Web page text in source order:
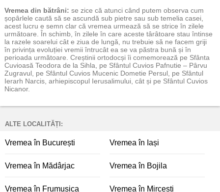
Vremea din bătrâni: se zice că atunci când putem observa cum
șopârlele caută să se ascundă sub pietre sau sub temelia casei,
acest lucru e semn clar că vremea urmează să se strice în zilele
următoare. În schimb, în zilele în care aceste târâtoare stau întinse
la razele soarelui cât e ziua de lungă, nu trebuie să ne facem griji
în privința evoluției vremii întrucât ea se va păstra bună și în
perioada următoare. Creștinii ortodocși îi comemorează pe Sfânta
Cuvioasă Teodora de la Sihla, pe Sfântul Cuvios Pafnutie – Pârvu
Zugravul, pe Sfântul Cuvios Mucenic Dometie Persul, pe Sfântul
Ierarh Narcis, arhiepiscopul Ierusalimului, cât și pe Sfântul Cuvios
Nicanor.
ALTE LOCALITĂȚI:
Vremea în București Vremea în Iași
Vremea în Mădârjac Vremea în Bojila
Vremea în Frumușica Vremea în Mircești